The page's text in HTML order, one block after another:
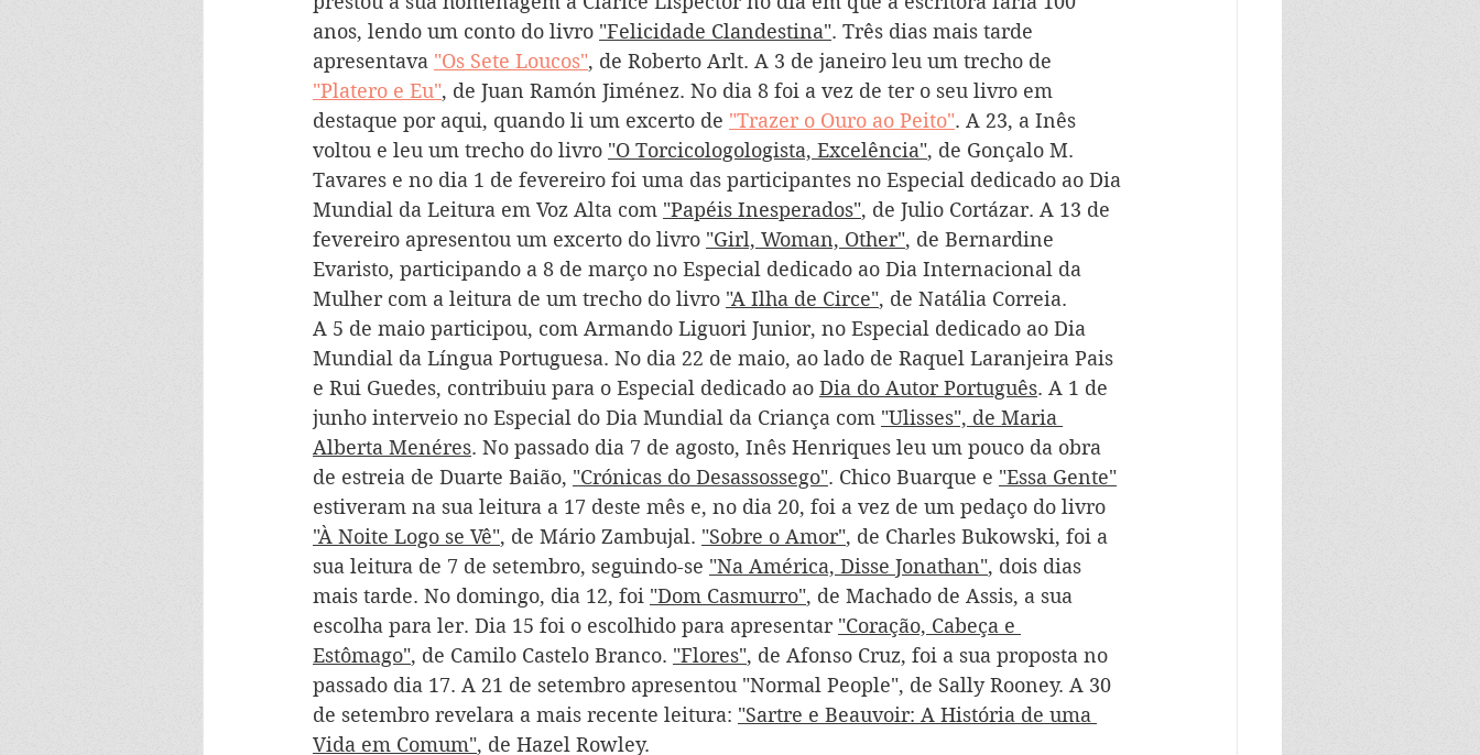
anos, lendo um conto do livro "Felicidade Clandestina". Três dias mais tarde
apresentava "Os Sete Loucos", de Roberto Arlt. A 3 de janeiro leu um trecho de
"Platero e Eu", de Juan Ramón Jiménez. No dia 8 foi a vez de ter o seu livro em
destaque por aqui, quando li um excerto de "Trazer o Ouro ao Peito". A 23, a Inês
voltou e leu um trecho do livro "O Torcicologologista, Excelência", de Gonçalo M.
Tavares e no dia 1 de fevereiro foi uma das participantes no Especial dedicado ao Dia
Mundial da Leitura em Voz Alta com "Papéis Inesperados", de Julio Cortázar. A 13 de
fevereiro apresentou um excerto do livro "Girl, Woman, Other", de Bernardine
Evaristo, participando a 8 de março no Especial dedicado ao Dia Internacional da
Mulher com a leitura de um trecho do livro "A Ilha de Circe", de Natália Correia.
A 5 de maio participou, com Armando Liguori Junior, no Especial dedicado ao Dia
Mundial da Língua Portuguesa. No dia 22 de maio, ao lado de Raquel Laranjeira Pais
e Rui Guedes, contribuiu para o Especial dedicado ao Dia do Autor Português. A 1 de
junho interveio no Especial do Dia Mundial da Criança com "Ulisses", de Maria
Alberta Menéres. No passado dia 7 de agosto, Inês Henriques leu um pouco da obra
de estreia de Duarte Baião, "Crónicas do Desassossego". Chico Buarque e "Essa Gente"
estiveram na sua leitura a 17 deste mês e, no dia 20, foi a vez de um pedaço do livro
"À Noite Logo se Vê", de Mário Zambujal. "Sobre o Amor", de Charles Bukowski, foi a
sua leitura de 7 de setembro, seguindo-se "Na América, Disse Jonathan", dois dias
mais tarde. No domingo, dia 12, foi "Dom Casmurro", de Machado de Assis, a sua
escolha para ler. Dia 15 foi o escolhido para apresentar "Coração, Cabeça e
Estômago", de Camilo Castelo Branco. "Flores", de Afonso Cruz, foi a sua proposta no
passado dia 17. A 21 de setembro apresentou "Normal People", de Sally Rooney. A 30
de setembro revelara a mais recente leitura: "Sartre e Beauvoir: A História de uma
Vida em Comum", de Hazel Rowley.